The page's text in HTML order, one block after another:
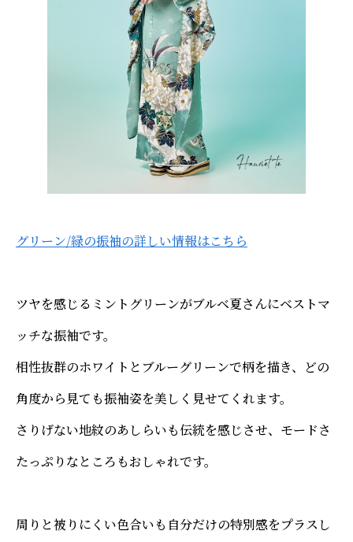
グリーン/緑の振袖の詳しい情報はこちら
ツヤを感じるミントグリーンがブルベ夏さんにベストマ
ッチな振袖です。
相性抜群のホワイトとブルーグリーンで柄を描き、どの
角度から見ても振袖姿を美しく見せてくれます。
さりげない地紋のあしらいも伝統を感じさせ、モードさ
たっぷりなところもおしゃれです。
周りと被りにくい色合いも自分だけの特別感をプラスし